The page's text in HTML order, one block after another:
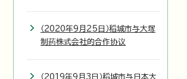
（2020年9月25日）稻城市与大塚
制药株式会社的合作协议
（2019年9月3日）稻城市与日本大